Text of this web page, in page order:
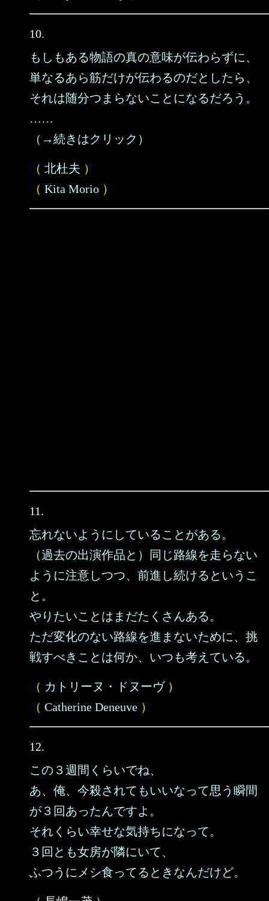
10.
もしもある物語の真の意味が伝わらずに、
単なるあら筋だけが伝わるのだとしたら、
それは随分つまらないことになるだろう。
……
（→続きはクリック）
（ 北杜夫 ）
（ Kita Morio ）
11.
忘れないようにしていることがある。
（過去の出演作品と）同じ路線を走らない
ように注意しつつ、前進し続けるというこ
と。
やりたいことはまだたくさんある。
ただ変化のない路線を進まないために、挑
戦すべきことは何か、いつも考えている。
（ カトリーヌ・ドヌーヴ）
（ Catherine Deneuve ）
12.
この３週間くらいでね、
あ、俺、今殺されてもいいなって思う瞬間
が３回あったんですよ。
それくらい幸せな気持ちになって。
３回とも女房が隣にいて、
ふつうにメシ食ってるときなんだけど。